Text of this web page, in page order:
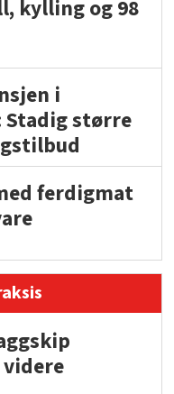
kylling og 98
i
større
ferdigmat